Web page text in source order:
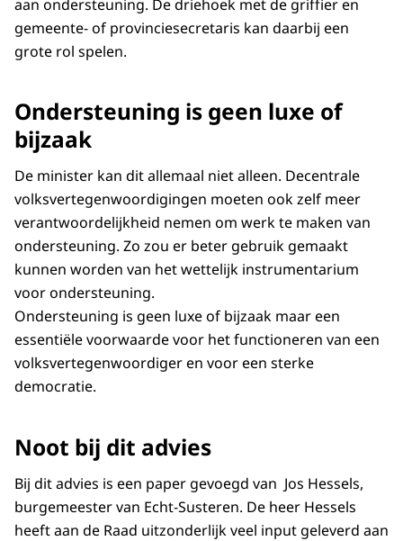
aan ondersteuning. De driehoek met de griffier en
gemeente- of provinciesecretaris kan daarbij een
grote rol spelen.
Ondersteuning is geen luxe of
bijzaak
De minister kan dit allemaal niet alleen. Decentrale
volksvertegenwoordigingen moeten ook zelf meer
verantwoordelijkheid nemen om werk te maken van
ondersteuning. Zo zou er beter gebruik gemaakt
kunnen worden van het wettelijk instrumentarium
voor ondersteuning.
Ondersteuning is geen luxe of bijzaak maar een
essentiële voorwaarde voor het functioneren van een
volksvertegenwoordiger en voor een sterke
democratie.
Noot bij dit advies
Bij dit advies is een paper gevoegd van Jos Hessels,
burgemeester van Echt-Susteren. De heer Hessels
heeft aan de Raad uitzonderlijk veel input geleverd aan